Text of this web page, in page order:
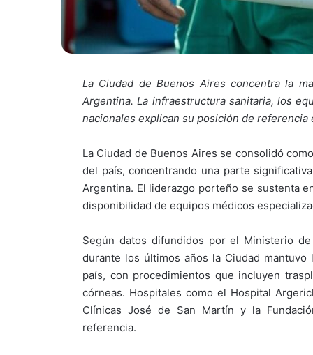
La Ciudad de Buenos Aires concentra la
Argentina. La infraestructura sanitaria, los
nacionales explican su posición de referencia
La Ciudad de Buenos Aires se consolidó
del país, concentrando una parte
Argentina. El liderazgo porteño se sustenta
disponibilidad de equipos médicos
Según datos difundidos por el Ministerio
durante los últimos años la Ciudad
país, con procedimientos que incluyen
córneas. Hospitales como el Hospital
Clínicas José de San Martín y la
referencia.